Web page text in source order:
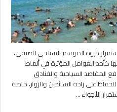
ذروة الموسم السياحي الصيفي،
كأحد العوامل المؤثرة في أنماط
المقاصد السياحية والفنادق
على راحة السائحين والزوار، خاصة
الأجواء …